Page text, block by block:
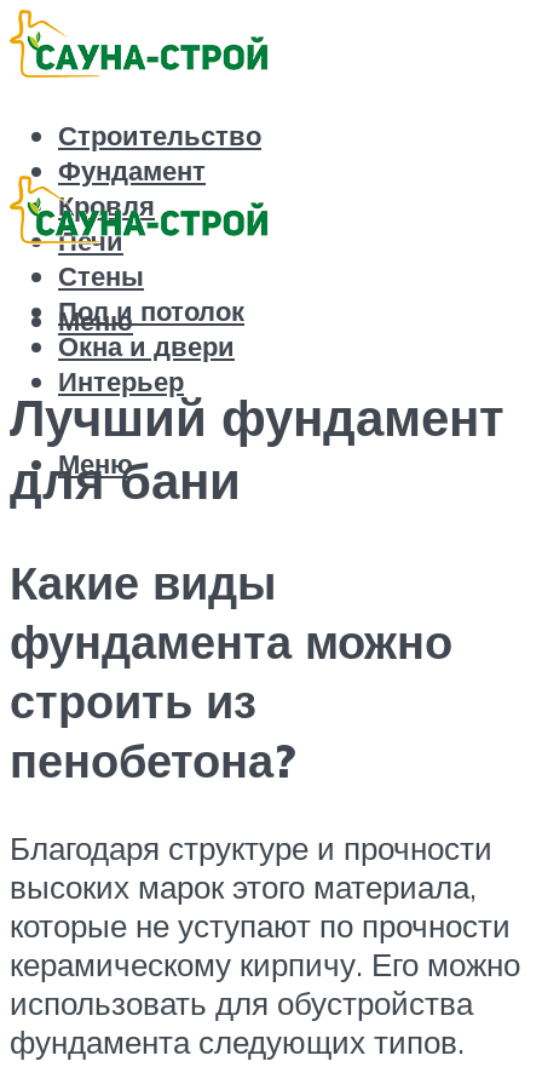
Строительство
Фундамент
Кровля
Печи
Стены
Пол и потолок
Окна и двери
Интерьер
Меню
Меню
Лучший фундамент
для бани
Какие виды
фундамента можно
строить из
пенобетона?
Благодаря структуре и прочности
высоких марок этого материала,
которые не уступают по прочности
керамическому кирпичу. Его можно
использовать для обустройства
фундамента следующих типов.